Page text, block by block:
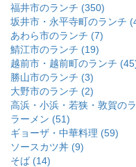
福井市のランチ (350)
坂井市・永平寺町のランチ
あわら市のランチ (7)
鯖江市のランチ (19)
越前市・越前町のランチ
勝山市のランチ (3)
大野市のランチ (2)
高浜・小浜・若狭・敦賀の
ラーメン (51)
ギョーザ・中華料理 (59)
ソースカツ丼 (9)
そば (14)